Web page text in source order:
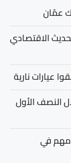
عمّان
التحديث الاقتصادي
عيارات نارية
النصف الأول
مهم في